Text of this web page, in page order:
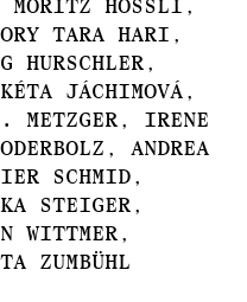
Moritz Hossli,
Tara Hari,
Hurschler,
Jáchimová,
Metzger, Irene
Andrea
Schmid,
Steiger,
Wittmer,
Zumbühl